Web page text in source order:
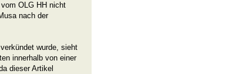
OLG HH nicht
nach der
wurde, sieht
innerhalb von einer
dieser Artikel